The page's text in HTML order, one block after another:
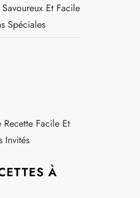
Et Facile
Spéciales
Facile Et
Invités
À